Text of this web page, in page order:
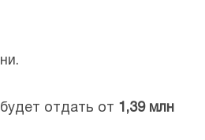
отдать от 1,39 млн